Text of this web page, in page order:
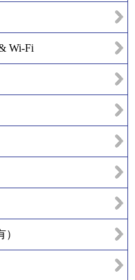
Wi-Fi